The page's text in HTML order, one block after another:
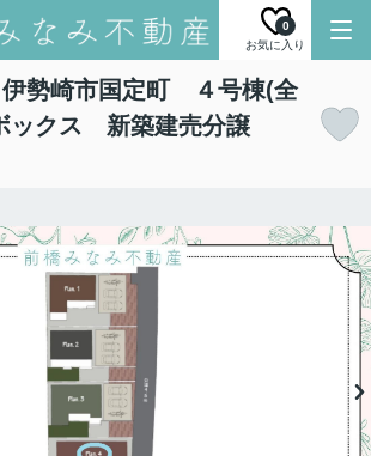
お気に入り
0
伊勢崎市国定町 ４号棟(全
ックス 新築建売分譲